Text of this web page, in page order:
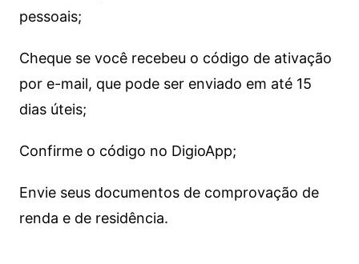
pessoais;
Cheque se você recebeu o código de ativação
por e-mail, que pode ser enviado em até 15
dias úteis;
Confirme o código no DigioApp;
Envie seus documentos de comprovação de
renda e de residência.